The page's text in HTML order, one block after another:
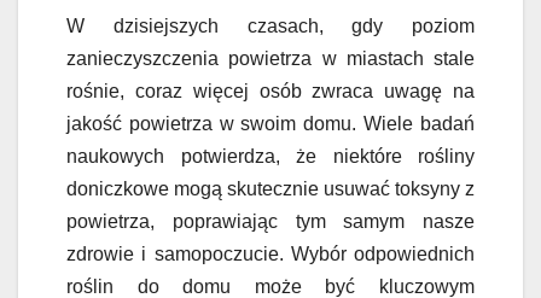
W dzisiejszych czasach, gdy poziom
zanieczyszczenia powietrza w miastach stale
rośnie, coraz więcej osób zwraca uwagę na
jakość powietrza w swoim domu. Wiele badań
naukowych potwierdza, że niektóre rośliny
doniczkowe mogą skutecznie usuwać toksyny z
powietrza, poprawiając tym samym nasze
zdrowie i samopoczucie. Wybór odpowiednich
roślin do domu może być kluczowym